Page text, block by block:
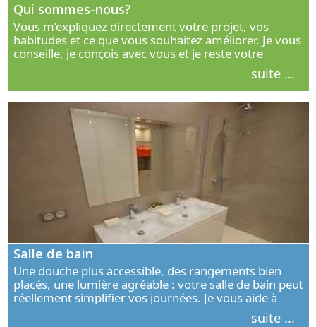
Qui sommes-nous?
Vous m’expliquez directement votre projet, vos
habitudes et ce que vous souhaitez améliorer. Je vous
conseille, je conçois avec vous et je reste votre
interlocuteur principal. Découvrez ma façon de vous
suite ...
Salle de bain
Une douche plus accessible, des rangements bien
placés, une lumière agréable : votre salle de bain peut
réellement simplifier vos journées. Je vous aide à
concevoir un espace élégant, confortable et adapté à
suite ...